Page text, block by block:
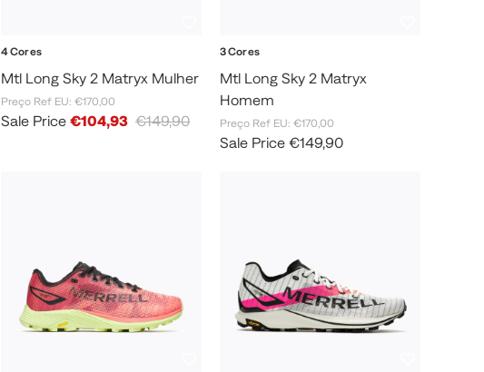
4 Cores
Mtl Long Sky 2 Matryx Mulher
Preço Ref EU: €170,00
Sale Price €104,93 €149,90
3 Cores
Mtl Long Sky 2 Matryx
Homem
Preço Ref EU: €170,00
Sale Price €149,90